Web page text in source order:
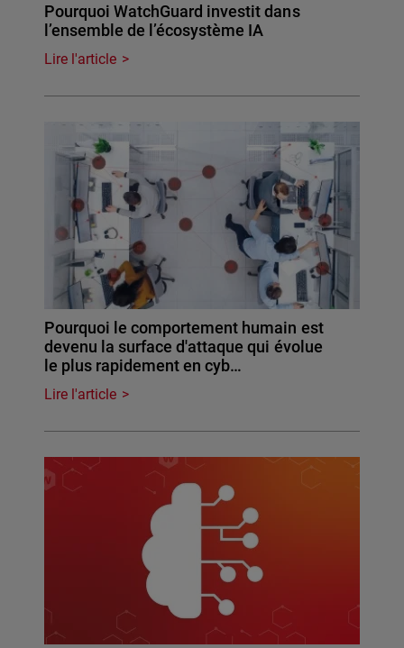
Pourquoi WatchGuard investit dans
l’ensemble de l’écosystème IA
Lire l'article
Pourquoi le comportement humain est
devenu la surface d'attaque qui évolue
le plus rapidement en cyb…
Lire l'article